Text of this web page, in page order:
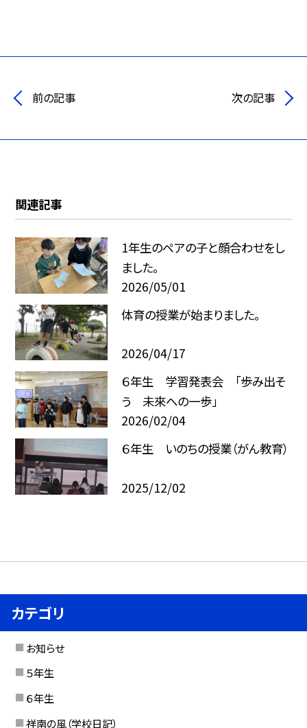
前の記事 次の記事
関連記事
1年生のペアの子と顔合わせをし
ました。
2026/05/01
体育の授業が始まりました。
2026/04/17
６年生 学習発表会 「歩み出そ
う 未來への一歩」
2026/02/04
６年生 いのちの授業（がん教育）
2025/12/02
カテゴリ
お知らせ
５年生
６年生
祥南の風（学校日記）